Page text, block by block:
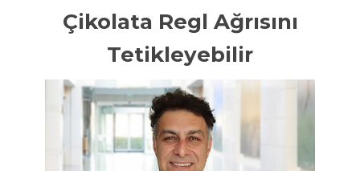
Çikolata Regl Ağrısını
Tetikleyebilir